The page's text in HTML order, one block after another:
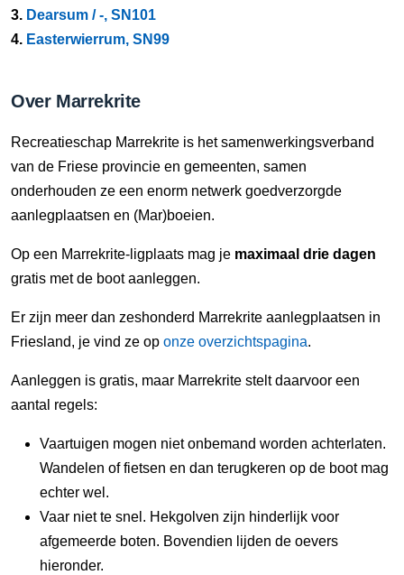
3. Dearsum / -, SN101
4. Easterwierrum, SN99
Over Marrekrite
Recreatieschap Marrekrite is het samenwerkingsverband
van de Friese provincie en gemeenten, samen
onderhouden ze een enorm netwerk goedverzorgde
aanlegplaatsen en (Mar)boeien.
Op een Marrekrite-ligplaats mag je maximaal drie dagen
gratis met de boot aanleggen.
Er zijn meer dan zeshonderd Marrekrite aanlegplaatsen in
Friesland, je vind ze op onze overzichtspagina.
Aanleggen is gratis, maar Marrekrite stelt daarvoor een
aantal regels:
Vaartuigen mogen niet onbemand worden achterlaten.
Wandelen of fietsen en dan terugkeren op de boot mag
echter wel.
Vaar niet te snel. Hekgolven zijn hinderlijk voor
afgemeerde boten. Bovendien lijden de oevers
hieronder.